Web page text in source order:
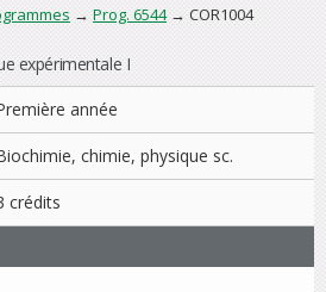
→ Prog. 6544→ COR1004
expérimentale I
année
chimie, physique sc.
crédits